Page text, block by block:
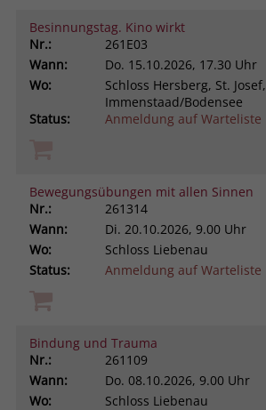
Besinnungstag. Kino wirkt
Nr.:
261E03
Wann:
Do. 15.10.2026, 17.30 Uhr
Wo:
Schloss Hersberg, St. Josef,
Immenstaad/Bodensee
Status:
Anmeldung auf Warteliste
Bewegungsübungen mit allen Sinnen
Nr.:
261314
Wann:
Di. 20.10.2026, 9.00 Uhr
Wo:
Schloss Liebenau
Status:
Anmeldung auf Warteliste
Bindung und Trauma
Nr.:
261109
Wann:
Do. 08.10.2026, 9.00 Uhr
Wo:
Schloss Liebenau